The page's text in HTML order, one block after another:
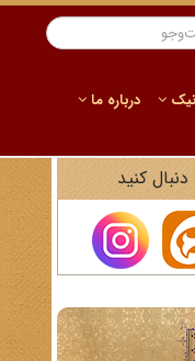
درباره ما
کنید